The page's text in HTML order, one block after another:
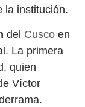
la institución.
del Cusco en
La primera
quien
Víctor